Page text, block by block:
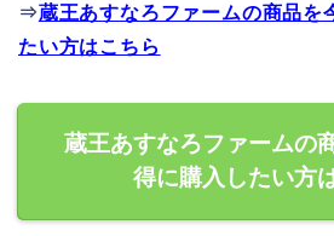
⇒蔵王あすなろファームの商品を
たい方はこちら
蔵王あすなろファームの
得に購入したい方